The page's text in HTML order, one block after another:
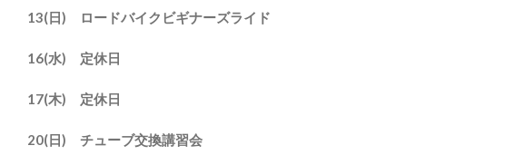
13(日) ロードバイクビギナーズライド
16(水) 定休日
17(木) 定休日
20(日) チューブ交換講習会